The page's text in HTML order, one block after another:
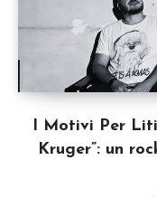
I Motivi Per
Kruger”: un